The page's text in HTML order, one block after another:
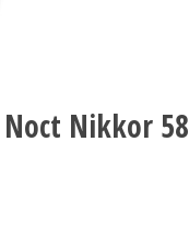
Nikkor 58